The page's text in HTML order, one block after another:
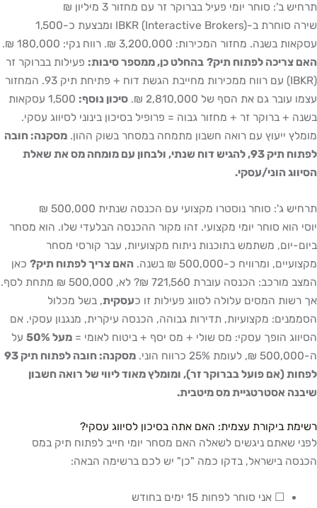
תרחיש ב': סוחר יומי פעיל בברוקר זר עם מחזור 3 מיליון ₪
שירה סוחרת ב-IBKR (Interactive Brokers) ומבצעת כ-1,500
עסקאות בשנה. מחזור המכירות: 3,200,000 ₪. רווח נקי: 180,000 ₪.
האם צריכה לפתוח תיק? בהחלט כן, ממספר סיבות: פעילות בברוקר זר
(IBKR) עם רווח ממכירות מחייבת הגשת דוח + פתיחת תיק 93. המחזור
עצמו עובר גם את הסף של 2,810,000 ₪.
סיכון נוסף:
1,500 עסקאות
בשנה + ברוקר זר + מחזור גבוה = פרופיל בסיכון בינוני לסיווג עסקי.
מומלץ ייעוץ עם רואה חשבון מתמחה במסחר בשוק ההון. מסקנה: חובה
לפתוח תיק 93, להגיש דוח שנתי, ולבחון עם מומחה מס את שאלת
הסיווג הוני/עסקי.
תרחיש ג': סוחר נוסטרו מקצועי עם הכנסה שנתית 500,000 ₪
יוסי הוא סוחר יומי מקצועי. זהו מקור ההכנסה הבלעדי שלו. הוא מסחר
ביום-יום, משתמש בתוכנות ניתוח מקצועיות, עבר קורסי מסחר
מקצועיים, ומרוויח כ-500,000 ₪ בשנה.
האם צריך לפתוח תיק? כאן
המצב מורכב: הכנסה עוברת 721,560 ₪? לא, 500,000 ₪ מתחת לסף.
אך רשות המסים עלולה לסווג פעילות זו כעסקית, בשל מכלול
הסממנים: מקצועיות, תדירות גבוהה, הכנסה עיקרית, מנגנון עסקי. אם
הסיווג הופך עסקי: מס שולי + מס יסף + ביטוח לאומי = מעל 50%
על
ה-500,000 ₪, לעומת 25% כרווח הוני.
מסקנה: חובה לפתוח תיק 93
לפחות (אם פועל בברוקר זר), ומומלץ מאוד ליווי של רואה חשבון
שיבנה אסטרטגיית מס מיטבית.
רשימת ביקורת עצמית: האם אתה בסיכון לסיווג עסקי?
לפני שאתם ניגשים לשאלה האם מסחר יומי חייב לפתוח תיק במס
הכנסה בישראל, בדקו כמה "כן" יש לכם ברשימה הבאה:
☐ אני סוחר לפחות 15 ימים בחודש